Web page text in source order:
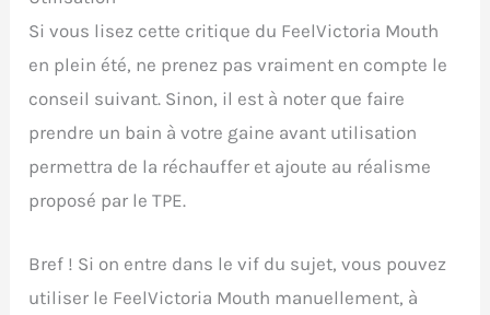
Si vous lisez cette critique du FeelVictoria Mouth
en plein été, ne prenez pas vraiment en compte le
conseil suivant. Sinon, il est à noter que faire
prendre un bain à votre gaine avant utilisation
permettra de la réchauffer et ajoute au réalisme
proposé par le TPE.
Bref ! Si on entre dans le vif du sujet, vous pouvez
utiliser le FeelVictoria Mouth manuellement, à